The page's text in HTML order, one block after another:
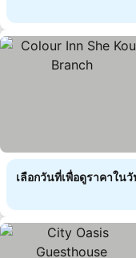
เลือกวันที่เพื่อดูราคาใน